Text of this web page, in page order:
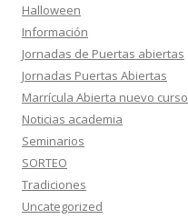
Halloween
Información
Jornadas de Puertas abiertas
Jornadas Puertas Abiertas
Marrícula Abierta nuevo curso
Noticias academia
Seminarios
SORTEO
Tradiciones
Uncategorized